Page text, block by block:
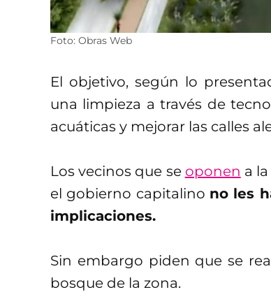
Foto: Obras Web
El objetivo, según lo
una limpieza a través de
acuáticas y mejorar las calles
Los vecinos que se oponen a
el gobierno capitalino no les
implicaciones.
Sin embargo piden que se
bosque de la zona.